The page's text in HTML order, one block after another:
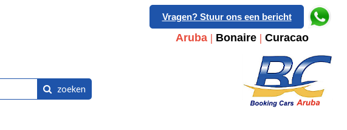
Vragen? Stuur ons een bericht
Aruba| Bonaire| Curacao
zoeken